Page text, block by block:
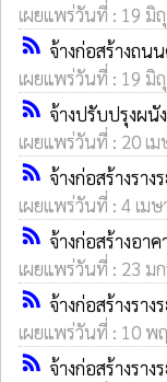
เผยแพร่วันที่ : 19 มิ
rss_feed จ้างก่อสร้างถน
เผยแพร่วันที่ : 19 มิ
rss_feed จ้างปรับปรุงผนั
เผยแพร่วันที่ : 20 เ
rss_feed จ้างก่อสร้างรา
เผยแพร่วันที่ : 4 เม
rss_feed จ้างก่อสร้างอา
เผยแพร่วันที่ : 23 ม
rss_feed จ้างก่อสร้างรา
เผยแพร่วันที่ : 10 พ
rss_feed จ้างก่อสร้างรา